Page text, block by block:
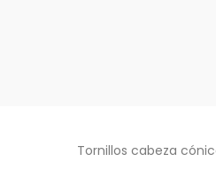
Tornillos cabeza